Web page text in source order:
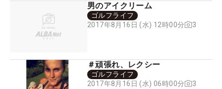
男のアイクリーム
ゴルフライフ
2017年8月16日 (水) 12時00分
3
＃頑張れ、レクシー
ゴルフライフ
2017年8月16日 (水) 06時00分
3